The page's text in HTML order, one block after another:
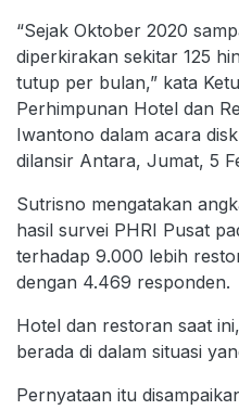
“Sejak Oktober 2020
diperkirakan sekitar 125
tutup per bulan,” kata
Perhimpunan Hotel dan
Iwantono dalam acara
dilansir Antara, Jumat, 5
Sutrisno mengatakan
hasil survei PHRI Pusat
terhadap 9.000 lebih
dengan 4.469 responden.
Hotel dan restoran saat
berada di dalam situasi
Pernyataan itu